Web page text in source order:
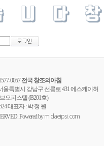
0057전국 창조의아침
울특별시 강남구 선릉로 431 에스케이허
브오피스텔 (B201호)
대표자 : 박 정 원
Powered bymidaeipsi.com